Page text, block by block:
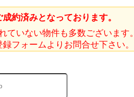
約済みとなっております。
ていない物件も多数ございます。
フォームよりお問合せ下さい。